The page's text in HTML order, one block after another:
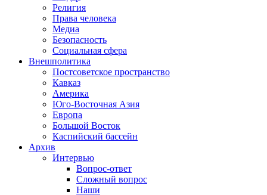
Религия
Права человека
Медиа
Безопасность
Социальная сфера
Внешполитика
Постсоветское пространство
Кавказ
Америка
Юго-Восточная Азия
Европа
Большой Восток
Каспийский бассейн
Архив
Интервью
Вопрос-ответ
Сложный вопрос
Наши